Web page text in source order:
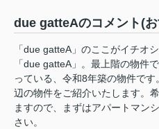
due gatteAのコメント(
「due gatteA」のここがイチオ
「due gatteA」。最上階の物件
っている、令和8年築の物件で
辺の物件をご紹介いたします。
ますので、まずはアパートマ
さい。